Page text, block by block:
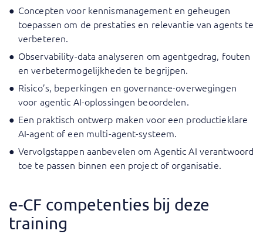
Concepten voor kennismanagement en geheugen
toepassen om de prestaties en relevantie van agents te
verbeteren.
Observability-data analyseren om agentgedrag, fouten
en verbetermogelijkheden te begrijpen.
Risico’s, beperkingen en governance-overwegingen
voor agentic AI-oplossingen beoordelen.
Een praktisch ontwerp maken voor een productieklare
AI-agent of een multi-agent-systeem.
Vervolgstappen aanbevelen om Agentic AI verantwoord
toe te passen binnen een project of organisatie.
e-CF competenties bij deze
training